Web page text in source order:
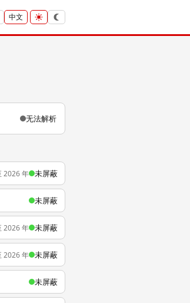
中文
无法解析
2026 年 未屏蔽
未屏蔽
2026 年 未屏蔽
2026 年 未屏蔽
未屏蔽